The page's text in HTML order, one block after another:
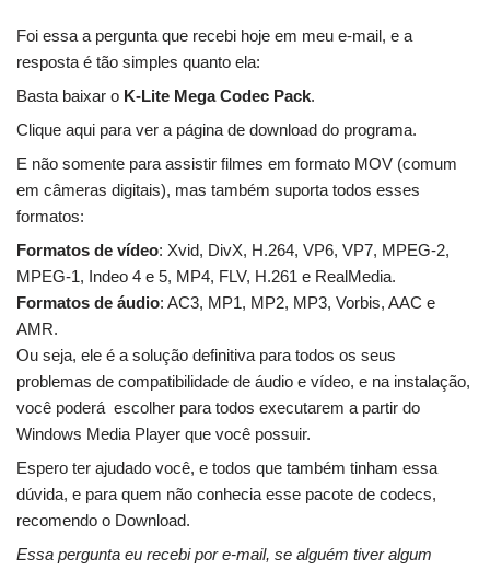
Foi essa a pergunta que recebi hoje em meu e-mail, e a
resposta é tão simples quanto ela:
Basta baixar o K-Lite Mega Codec Pack.
Clique aqui para ver a página de download do programa.
E não somente para assistir filmes em formato MOV (comum
em câmeras digitais), mas também suporta todos esses
formatos:
Formatos de vídeo: Xvid, DivX, H.264, VP6, VP7, MPEG-2,
MPEG-1, Indeo 4 e 5, MP4, FLV, H.261 e RealMedia.
Formatos de áudio: AC3, MP1, MP2, MP3, Vorbis, AAC e
AMR.
Ou seja, ele é a solução definitiva para todos os seus
problemas de compatibilidade de áudio e vídeo, e na instalação,
você poderá escolher para todos executarem a partir do
Windows Media Player que você possuir.
Espero ter ajudado você, e todos que também tinham essa
dúvida, e para quem não conhecia esse pacote de codecs,
recomendo o Download.
Essa pergunta eu recebi por e-mail, se alguém tiver algum